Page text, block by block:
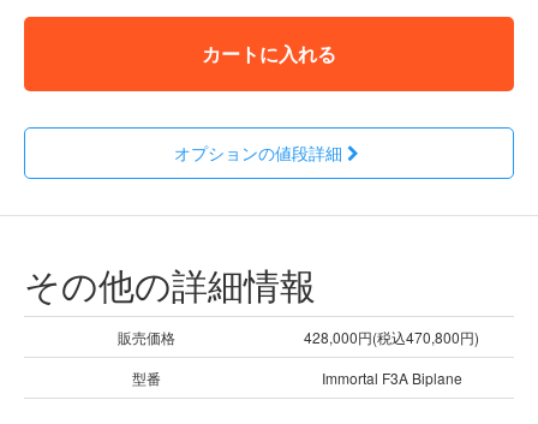
カートに入れる
オプションの値段詳細
その他の詳細情報
販売価格
428,000円(税込470,800円)
型番
Immortal F3A Biplane